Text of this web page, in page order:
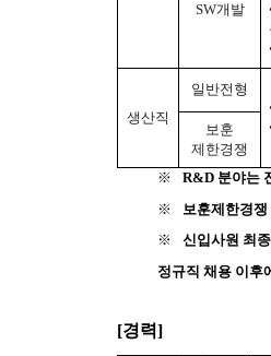
SW개발
생산직
일반전형
보훈
제한경쟁
※ R&D 분야는
※ 보훈제한경
※
신입사원 최
정규직 채용 이후
[경력]